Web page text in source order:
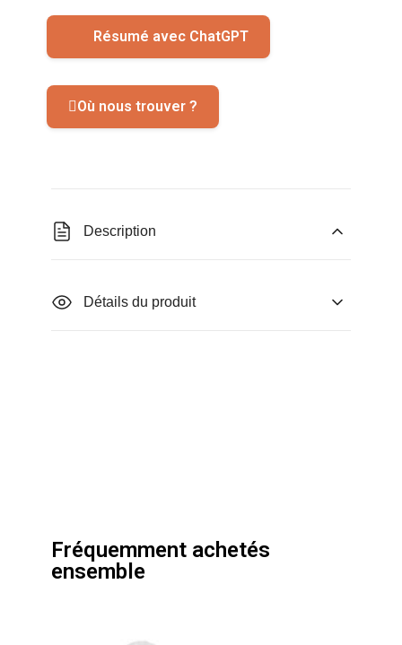
Résumé avec ChatGPT
Où nous trouver ?
Description
Détails du produit
Fréquemment achetés
ensemble